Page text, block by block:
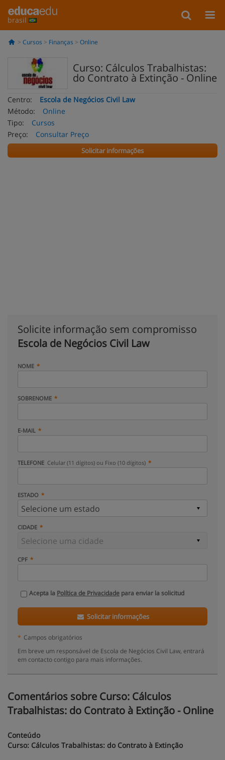
brasil
Cursos Finanças Online
Curso: Cálculos Trabalhistas:
do Contrato à Extinção - Online
Centro:
Escola de Negócios Civil Law
Método:
Online
Tipo:
Cursos
Preço:
Consultar Preço
Solicitar informações
Solicite informação sem compromisso
Escola de Negócios Civil Law
NOME
SOBRENOME
E-MAIL
TELEFONE Celular (11 dígitos) ou Fixo (10 dígitos)
ESTADO
CIDADE
CPF
Acepta la Política de Privacidade para enviar la solicitud
Solicitar informações
* Campos obrigatórios
Em breve um responsável de Escola de Negócios Civil Law, entrará
em contacto contigo para mais informações.
Comentários sobre Curso: Cálculos
Trabalhistas: do Contrato à Extinção - Online
Conteúdo
Curso: Cálculos Trabalhistas: do Contrato à Extinção